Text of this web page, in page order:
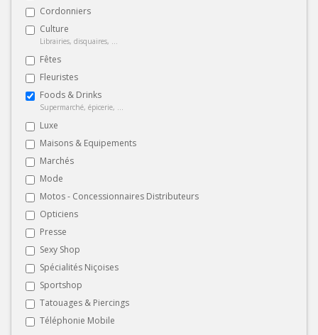
Cordonniers
Culture
Librairies, disquaires, ...
Fêtes
Fleuristes
Foods & Drinks
Supermarché, épicerie, ...
Luxe
Maisons & Equipements
Marchés
Mode
Motos - Concessionnaires Distributeurs
Opticiens
Presse
Sexy Shop
Spécialités Niçoises
Sportshop
Tatouages & Piercings
Téléphonie Mobile